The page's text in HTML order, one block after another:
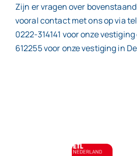
Zijn er vragen over
vooral contact met ons op via
0222-314141 voor onze
612255 voor onze vestiging in